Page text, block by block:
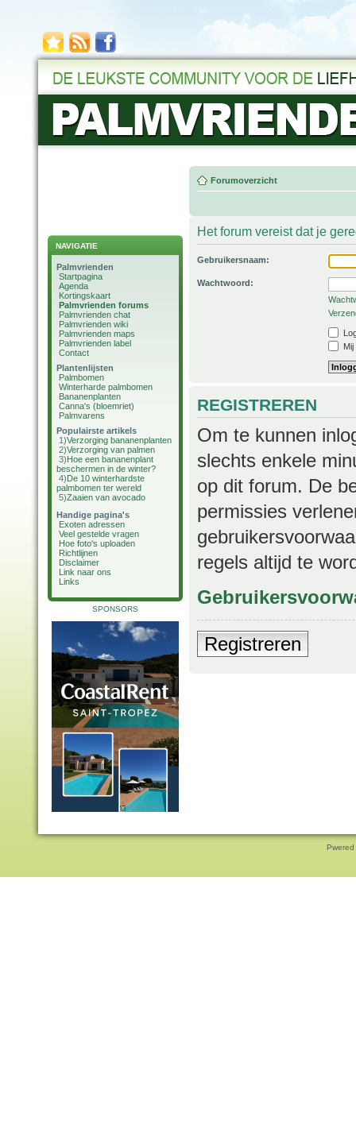
NAVIGATIE
Palmvrienden
Startpagina
Agenda
Kortingskaart
Palmvrienden forums
Palmvrienden chat
Palmvrienden wiki
Palmvrienden maps
Palmvrienden label
Contact
Plantenlijsten
Palmbomen
Winterharde palmbomen
Bananenplanten
Canna's (bloemriet)
Palmvarens
Populairste artikels
1)Verzorging bananenplanten
2)Verzorging van palmen
3)Hoe een bananenplant
beschermen in de winter?
4)De 10 winterhardste
palmbomen ter wereld
5)Zaaien van avocado
Handige pagina's
Exoten adressen
Veel gestelde vragen
Hoe foto's uploaden
Richtlijnen
Disclaimer
Link naar ons
Links
SPONSORS
Forumoverzicht
Het forum vereist dat je
Gebruikersnaam:
Wachtwoord:
REGISTREREN
Om te kunnen
slechts enkele
op dit forum. De
permissies
regels altijd te
Registreren